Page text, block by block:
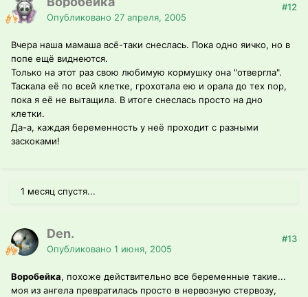
Опубликовано 27 апреля, 2005
#12
Вчера наша мамаша всё-таки снеслась. Пока одно яичко, но в
попе ещё виднеются.
Только на этот раз свою любимую кормушку она "отвергла".
Таскала её по всей клетке, грохотала ею и орала до тех пор,
пока я её не вытащила. В итоге снеслась просто на дно
клетки.
Да-а, каждая беременность у неё проходит с разными
заскоками!
1 месяц спустя...
Den.
Опубликовано 1 июня, 2005
#13
Воробейка, похоже действительно все беременные такие...
моя из ангела превратилась просто в нервозную стервозу,